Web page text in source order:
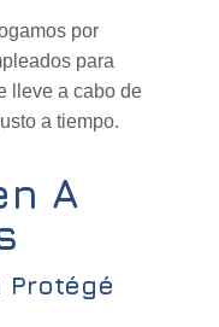
por
para
lleve a cabo de
a tiempo.
A
Protégé